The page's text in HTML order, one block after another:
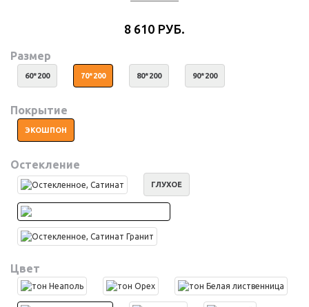
8 610 РУБ.
Размер
60*200 70*200 80*200 90*200
Покрытие
ЭКОШПОН
Остекление
ГЛУХОЕ
Цвет